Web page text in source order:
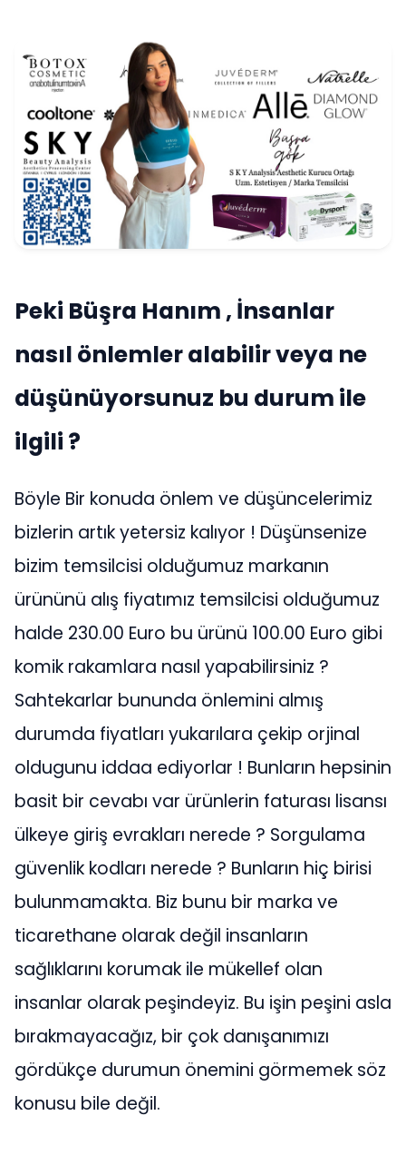
Peki Büşra Hanım , İnsanlar
nasıl önlemler alabilir veya ne
düşünüyorsunuz bu durum ile
ilgili ?
Böyle Bir konuda önlem ve düşüncelerimiz
bizlerin artık yetersiz kalıyor ! Düşünsenize
bizim temsilcisi olduğumuz markanın
ürününü alış fiyatımız temsilcisi olduğumuz
halde 230.00 Euro bu ürünü 100.00 Euro gibi
komik rakamlara nasıl yapabilirsiniz ?
Sahtekarlar bununda önlemini almış
durumda fiyatları yukarılara çekip orjinal
oldugunu iddaa ediyorlar ! Bunların hepsinin
basit bir cevabı var ürünlerin faturası lisansı
ülkeye giriş evrakları nerede ? Sorgulama
güvenlik kodları nerede ? Bunların hiç birisi
bulunmamakta. Biz bunu bir marka ve
ticarethane olarak değil insanların
sağlıklarını korumak ile mükellef olan
insanlar olarak peşindeyiz. Bu işin peşini asla
bırakmayacağız, bir çok danışanımızı
gördükçe durumun önemini görmemek söz
konusu bile değil.